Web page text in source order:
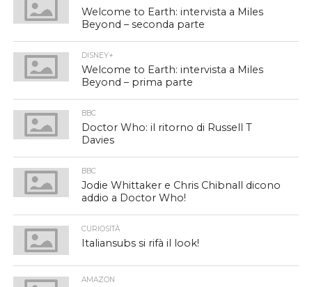
Welcome to Earth: intervista a Miles
Beyond – seconda parte
DISNEY+
Welcome to Earth: intervista a Miles
Beyond – prima parte
BBC
Doctor Who: il ritorno di Russell T
Davies
BBC
Jodie Whittaker e Chris Chibnall dicono
addio a Doctor Who!
CURIOSITÀ
Italiansubs si rifà il look!
AMAZON